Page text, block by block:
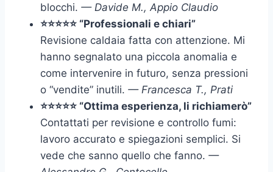
blocchi. — Davide M., Appio Claudio
⭐⭐⭐⭐⭐ “Professionali e chiari”
Revisione caldaia fatta con attenzione. Mi
hanno segnalato una piccola anomalia e
come intervenire in futuro, senza pressioni
o “vendite” inutili. — Francesca T., Prati
⭐⭐⭐⭐⭐ “Ottima esperienza, li richiamerò”
Contattati per revisione e controllo fumi:
lavoro accurato e spiegazioni semplici. Si
vede che sanno quello che fanno. —